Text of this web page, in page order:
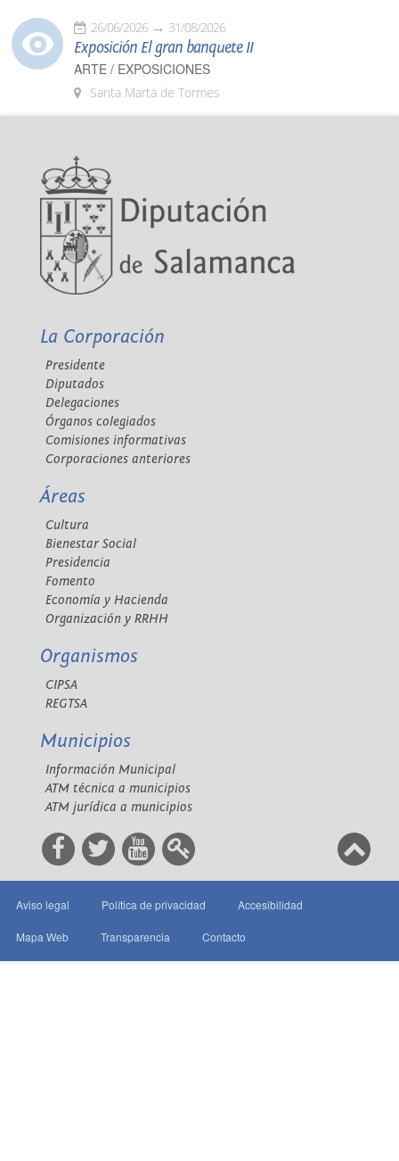
26/06/2026 31/08/2026
Exposición El gran banquete II
ARTE / EXPOSICIONES
Santa Marta de Tormes
La Corporación
Presidente
Diputados
Delegaciones
Órganos colegiados
Comisiones informativas
Corporaciones anteriores
Áreas
Cultura
Bienestar Social
Presidencia
Fomento
Economía y Hacienda
Organización y RRHH
Organismos
CIPSA
REGTSA
Municipios
Información Municipal
ATM técnica a municipios
ATM jurídica a municipios
Aviso legal Política de privacidad Accesibilidad
Mapa Web Transparencia Contacto